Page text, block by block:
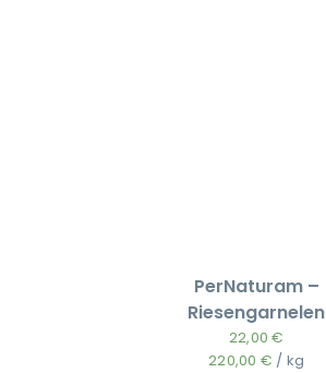
PerNaturam –
Riesengarnelen
22,00€
220,00 € / kg